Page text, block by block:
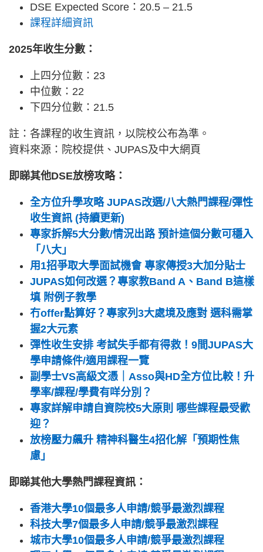
DSE Expected Score：20.5 – 21.5
課程詳細資訊
2025年收生分數：
上四分位數：23
中位數：22
下四分位數：21.5
註：各課程的收生資訊，以院校公布為準。
資料來源：院校提供、JUPAS及中大網頁
即睇其他DSE放榜攻略：
全方位升學攻略 JUPAS改選/八大熱門課程/彈性
收生資訊 (持續更新)
專家拆解5大分數/情況出路 預計這個分數可穩入
「八大」
用1招爭取大學面試機會 專家傳授3大加分貼士
JUPAS如何改選？專家教Band A、Band B這樣
填 附例子教學
冇offer點算好？專家列3大處境及應對 選科需掌
握2大元素
彈性收生安排 考試失手都有得救！9間JUPAS大
學申請條件/適用課程一覽
副學士VS高級文憑｜Asso與HD全方位比較！升
學率/課程/學費有咩分別？
專家詳解申請自資院校5大原則 哪些課程最受歡
迎？
放榜壓力飆升 精神科醫生4招化解「預期性焦
慮」
即睇其他大學熱門課程資訊：
香港大學10個最多人申請/競爭最激烈課程
科技大學7個最多人申請/競爭最激烈課程
城市大學10個最多人申請/競爭最激烈課程